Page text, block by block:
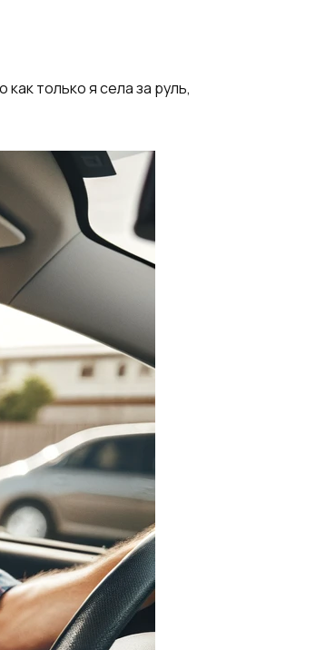
только я села за руль,